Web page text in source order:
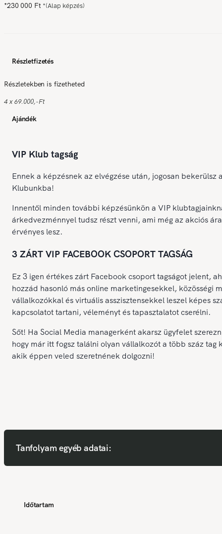
*230 000 Ft *(Alap képzés)
Részletfizetés
Részletekben is fizetheted
4 x 69.000,-Ft
Ajándék
VIP Klub tagság
Ennek a képzésnek az elvégzése után, jogosan bekerülsz
Klubunkba!
Innentől minden további képzésünkön a VIP
árkedvezménnyel tudsz részt venni, ami még az akciós
érvényes lesz.
3 ZÁRT VIP FACEBOOK CSOPORT TAGSÁG
Ez 3 igen értékes zárt Facebook csoport tagságot jelent,
hozzád hasonló más online marketingesekkel, közösségi
vállalkozókkal és virtuális asszisztensekkel leszel képes
kapcsolatot tartani, véleményt és tapasztalatot cserélni.
Sőt! Ha Social Media managerként akarsz ügyfelet
hogy már itt fogsz találni olyan vállalkozót a több száz tag
akik éppen veled szeretnének dolgozni!
Tanfolyam egyéb adatai:
Időtartam